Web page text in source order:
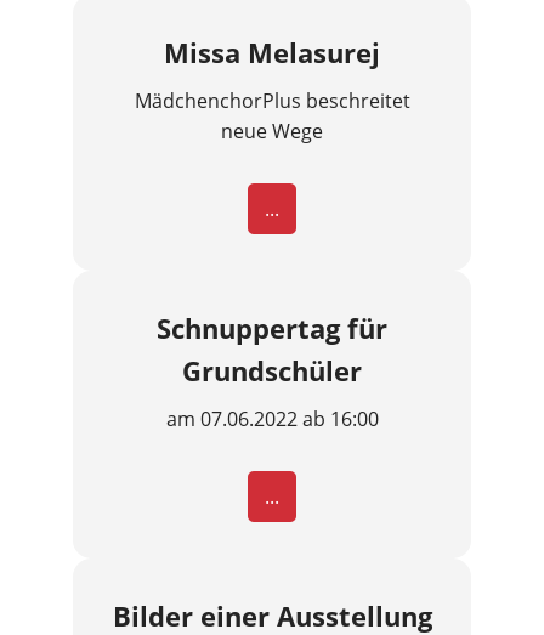
Missa Melasurej
MädchenchorPlus beschreitet
neue Wege
...
Schnuppertag für
Grundschüler
am 07.06.2022 ab 16:00
...
Bilder einer Ausstellung